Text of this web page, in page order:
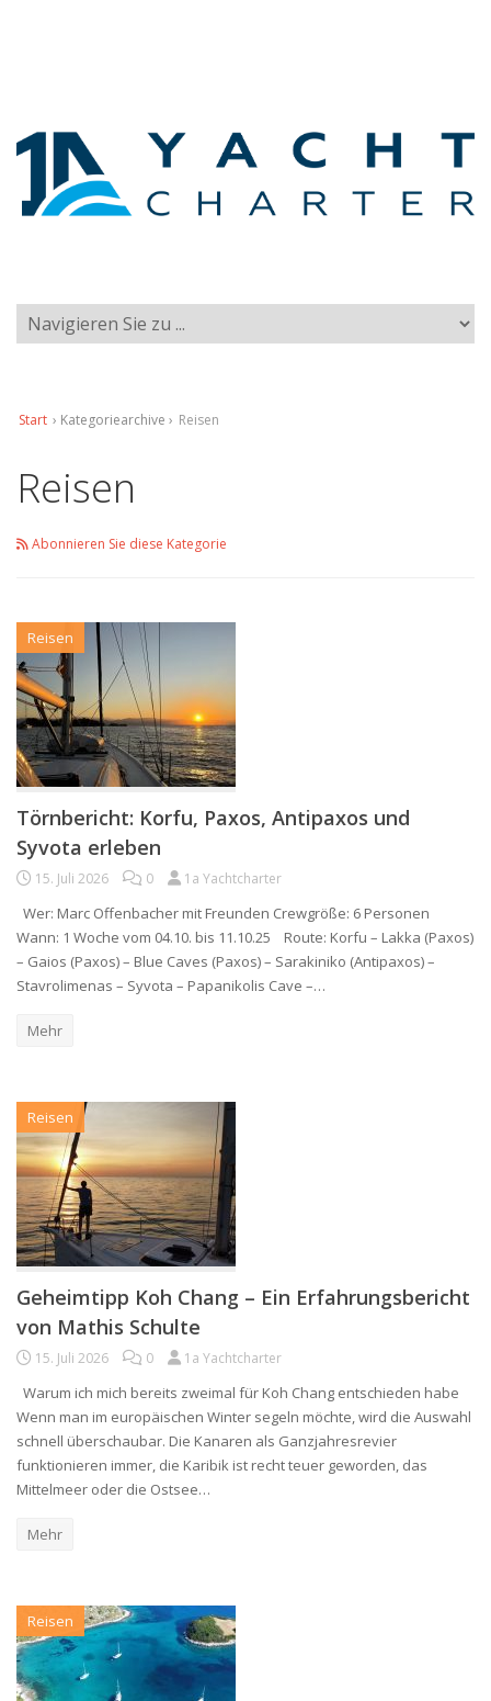
Start › Kategoriearchive › Reisen
Reisen
Abonnieren Sie diese Kategorie
Reisen
Törnbericht: Korfu, Paxos, Antipaxos und
Syvota erleben
15. Juli 2026 0 1a Yachtcharter
Wer: Marc Offenbacher mit Freunden Crewgröße: 6 Personen
Wann: 1 Woche vom 04.10. bis 11.10.25 Route: Korfu – Lakka (Paxos)
– Gaios (Paxos) – Blue Caves (Paxos) – Sarakiniko (Antipaxos) –
Stavrolimenas – Syvota – Papanikolis Cave –…
Mehr
Reisen
Geheimtipp Koh Chang – Ein Erfahrungsbericht
von Mathis Schulte
15. Juli 2026 0 1a Yachtcharter
Warum ich mich bereits zweimal für Koh Chang entschieden habe
Wenn man im europäischen Winter segeln möchte, wird die Auswahl
schnell überschaubar. Die Kanaren als Ganzjahresrevier
funktionieren immer, die Karibik ist recht teuer geworden, das
Mittelmeer oder die Ostsee…
Mehr
Reisen